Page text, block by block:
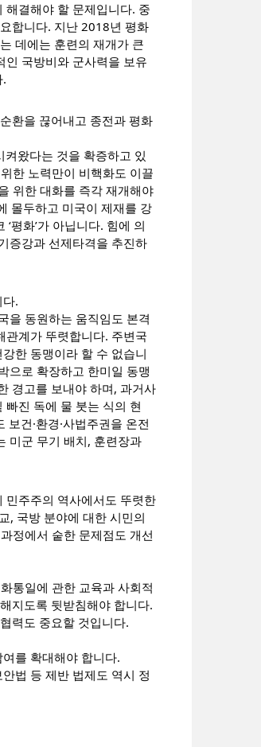
결해야 할 문제입니다. 중
합니다. 지난 2018년 평화
데에는 훈련의 재개가 큰
인 국방비와 군사력을 보유
환을 끊어내고 종전과 평화
왔다는 것을 확증하고 있
한 노력만이 비핵화도 이끌
위한 대화를 즉각 재개해야
몰두하고 미국이 제재를 강
평화’가 아닙니다. 힘에 의
증강과 선제타격을 추진하
.
을 동원하는 움직임도 본격
계가 뚜렷합니다. 주변국
한 동맹이라 할 수 없습니
으로 확장하고 한미일 동맹
경고를 보내야 하며, 과거사
진 독에 물 붓는 식의 현
건·환경·사법주권을 온전
미군 무기 배치, 훈련장과
민주주의 역사에서도 뚜렷한
, 국방 분야에 대한 시민의
정에서 숱한 문제점도 개선
통일에 관한 교육과 사회적
지도록 뒷받침해야 합니다.
력도 중요할 것입니다.
를 확대해야 합니다.
법 등 제반 법제도 역시 정